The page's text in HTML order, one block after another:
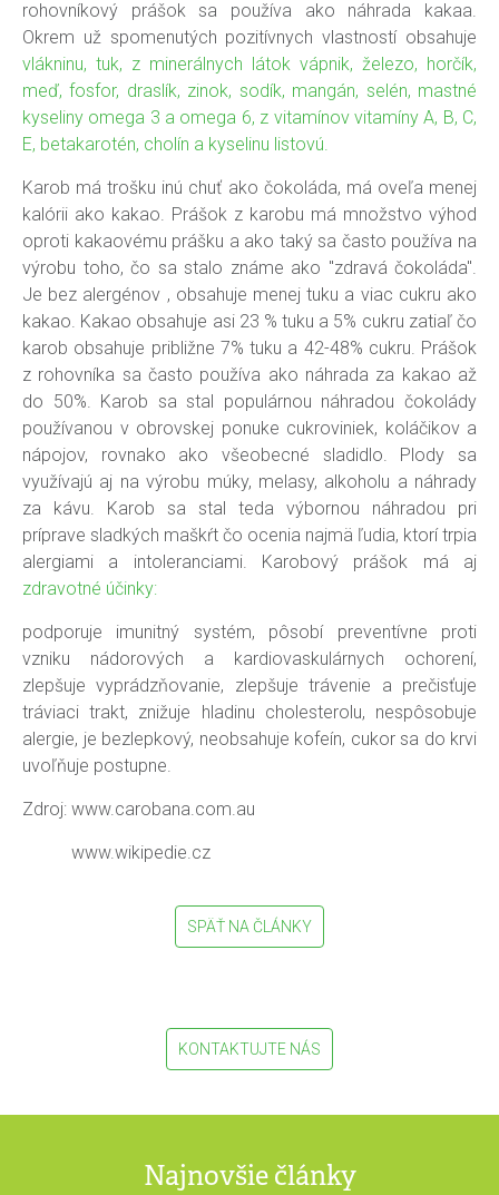
rohovníkový prášok sa používa ako náhrada kakaa.
Okrem už spomenutých pozitívnych vlastností obsahuje
vlákninu, tuk, z minerálnych látok vápnik, železo, horčík,
meď, fosfor, draslík, zinok, sodík, mangán, selén, mastné
kyseliny omega 3 a omega 6, z vitamínov vitamíny A, B, C,
E, betakarotén, cholín a kyselinu listovú.
Karob má trošku inú chuť ako čokoláda, má oveľa menej
kalórii ako kakao. Prášok z karobu má množstvo výhod
oproti kakaovému prášku a ako taký sa často používa na
výrobu toho, čo sa stalo známe ako "zdravá čokoláda".
Je bez alergénov , obsahuje menej tuku a viac cukru ako
kakao. Kakao obsahuje asi 23 % tuku a 5% cukru zatiaľ čo
karob obsahuje približne 7% tuku a 42-48% cukru. Prášok
z rohovníka sa často používa ako náhrada za kakao až
do 50%. Karob sa stal populárnou náhradou čokolády
používanou v obrovskej ponuke cukroviniek, koláčikov a
nápojov, rovnako ako všeobecné sladidlo. Plody sa
využívajú aj na výrobu múky, melasy, alkoholu a náhrady
za kávu. Karob sa stal teda výbornou náhradou pri
príprave sladkých maškŕt čo ocenia najmä ľudia, ktorí trpia
alergiami a intoleranciami. Karobový prášok má aj
zdravotné účinky:
podporuje imunitný systém, pôsobí preventívne proti
vzniku nádorových a kardiovaskulárnych ochorení,
zlepšuje vyprádzňovanie, zlepšuje trávenie a prečisťuje
tráviaci trakt, znižuje hladinu cholesterolu, nespôsobuje
alergie, je bezlepkový, neobsahuje kofeín, cukor sa do krvi
uvoľňuje postupne.
Zdroj: www.carobana.com.au
www.wikipedie.cz
SPÄŤ NA ČLÁNKY
KONTAKTUJTE NÁS
Najnovšie články